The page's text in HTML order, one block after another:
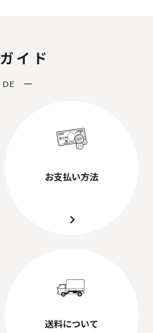
イド
お支払い方法
送料について